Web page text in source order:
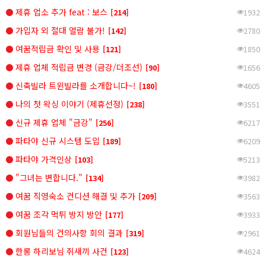
제휴 업소 추가 feat : 보스 [214] 1932
가입자 외 절대 열람 불가! [142] 2780
여꿈적립금 확인 및 사용 [121] 1850
제휴 업체 적립금 변경 (금강/더조선) [90] 1656
신축빌라 트윈빌라를 소개합니다~! [180] 4605
나의 첫 왁싱 이야기 (제휴선정) [238] 3551
신규 제휴 업체 "금강" [256] 6217
파타야 신규 시스템 도입 [189] 6209
파타야 가격인상 [103] 5213
"그녀는 변합니다." [134] 3982
여꿈 직영숙소 컨디션 해결 및 추가 [209] 3563
여꿈 조각 먹튀 방지 방안 [177] 3933
회원님들의 건의사항 회의 결과 [319] 2961
한롱 하리보님 쥐새끼 사건 [123] 4624